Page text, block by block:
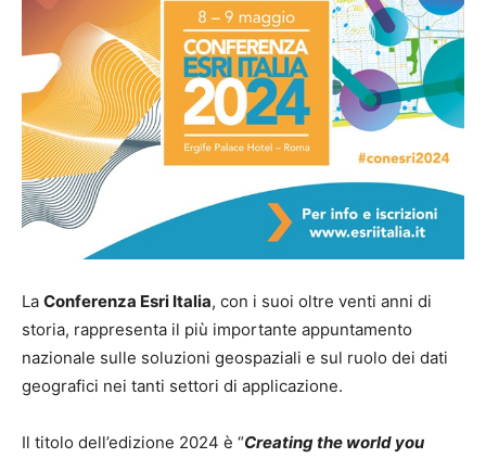
La Conferenza Esri Italia, con i suoi oltre venti anni di
storia, rappresenta il più importante appuntamento
nazionale sulle soluzioni geospaziali e sul ruolo dei dati
geografici nei tanti settori di applicazione.
Il titolo dell’edizione 2024 è “Creating the world you